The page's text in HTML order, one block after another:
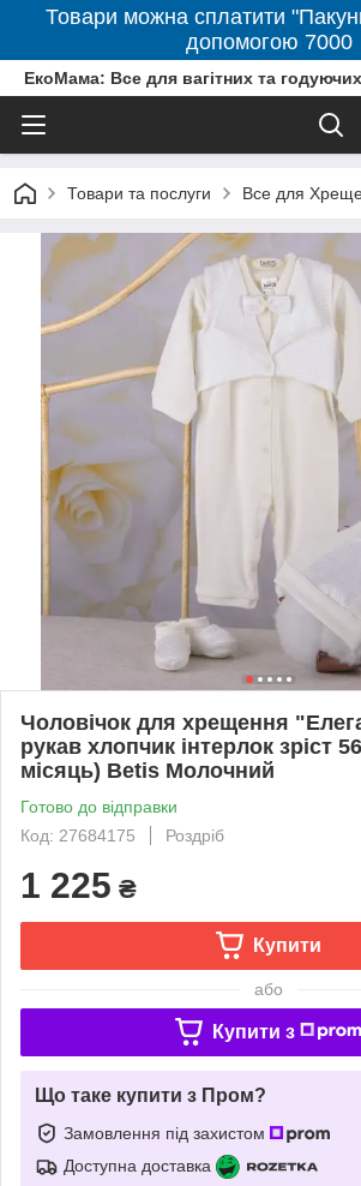
Товари можна сплатити
допомогою 7000
ЕкоМама: Все для вагітних та
Товари та послуги Все для
Чоловічок для хрещення
рукав хлопчик інтерлок зріст
місяць) Betis Молочний
Готово до відправки
Код: 27684175
Роздріб
1 225 ₴
Купити
або
Купити з
Що таке купити з Пром?
Замовлення під захистом
Доступна доставка